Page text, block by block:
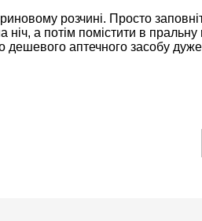
розчині. Просто
ніч, а потім помістити в
аптечного засобу